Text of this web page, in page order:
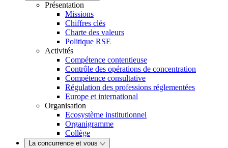
Présentation
Missions
Chiffres clés
Charte des valeurs
Politique RSE
Activités
Compétence contentieuse
Contrôle des opérations de concentration
Compétence consultative
Régulation des professions réglementées
Europe et international
Organisation
Ecosystème institutionnel
Organigramme
Collège
La concurrence et vous